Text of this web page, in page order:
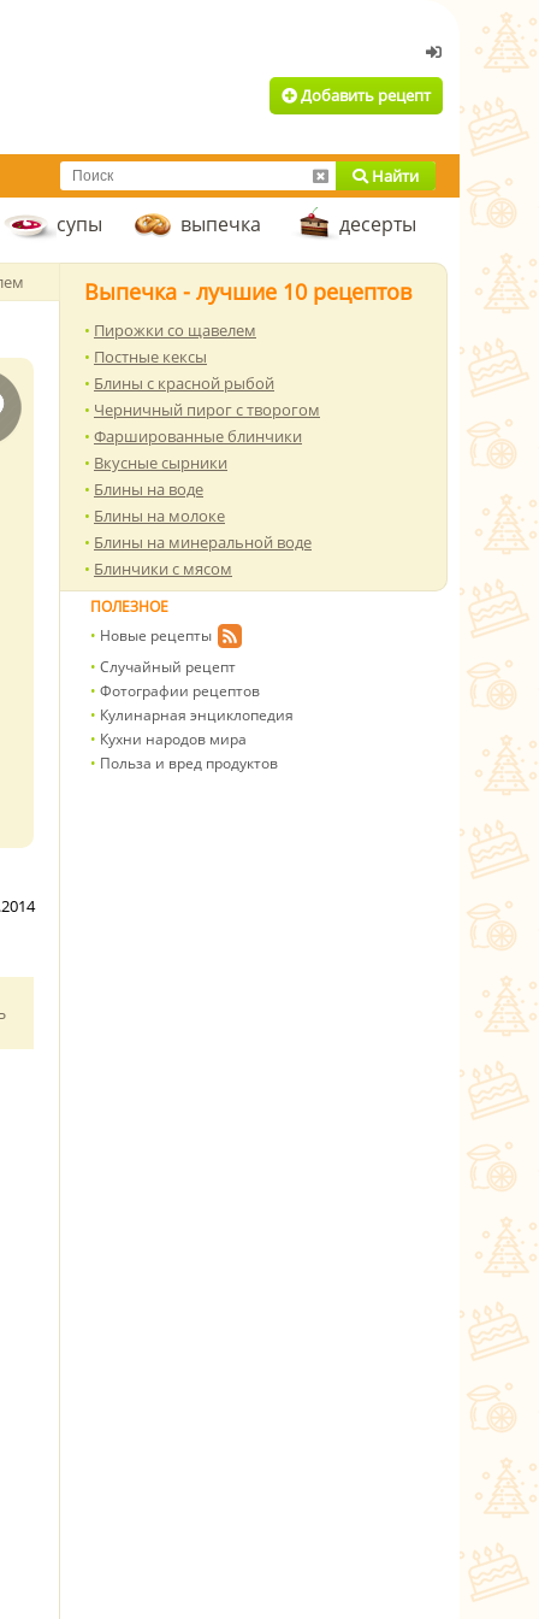
Добавить рецепт
Найти
супы выпечка десерты
Выпечка - лучшие 10 рецептов
Пирожки со щавелем
Постные кексы
Блины с красной рыбой
Черничный пирог с творогом
Фаршированные блинчики
Вкусные сырники
Блины на воде
Блины на молоке
Блины на минеральной воде
Блинчики с мясом
ПОЛЕЗНОЕ
Новые рецепты
Случайный рецепт
Фотографии рецептов
Кулинарная энциклопедия
Кухни народов мира
Польза и вред продуктов